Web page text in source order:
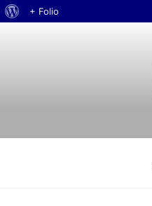
Acerca
+ Folio